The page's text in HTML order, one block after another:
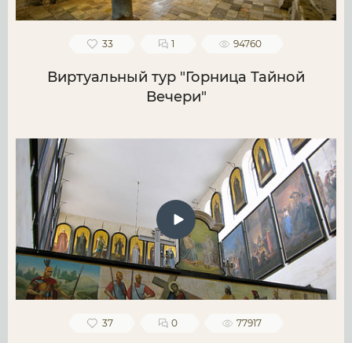
33 1 94760
Виртуальный тур "Горница Тайной
Вечери"
37 0 77917